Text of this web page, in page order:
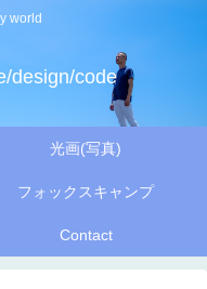
world
design/code
光画(写真)
フォックスキャンプ
Contact